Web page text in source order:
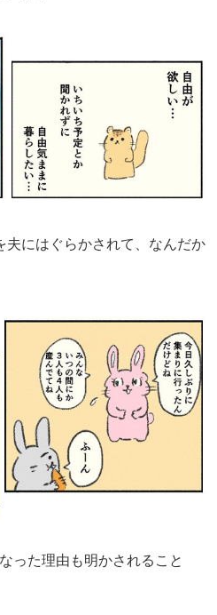
夫にはぐらかされて、なんだか
った理由も明かされること